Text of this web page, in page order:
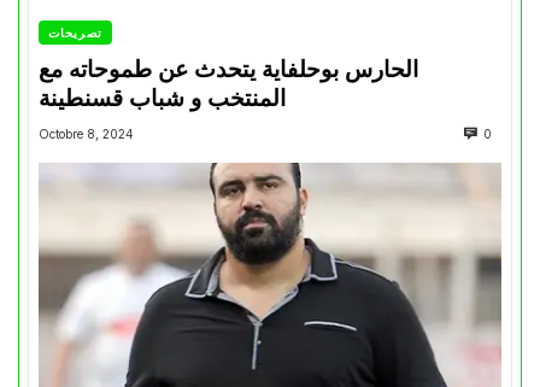
تصريحات
الحارس بوحلفاية يتحدث عن طموحاته مع
المنتخب و شباب قسنطينة
Octobre 8, 2024 0